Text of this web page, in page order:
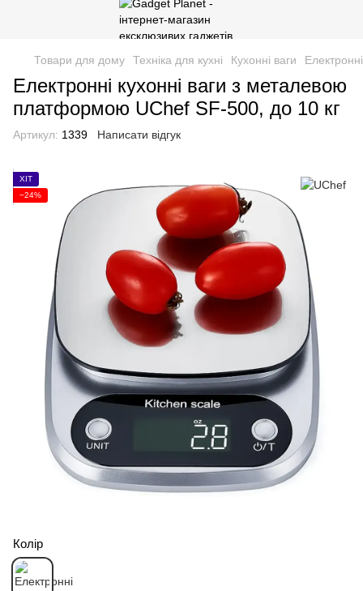
Товари для дому Техніка для кухні Кухонні ваги
Електронні кухонні ваги з металевою
платформою UChef SF-500, до 10 кг
Артикул: 1339 Написати відгук
ХІТ
−24%
Колір